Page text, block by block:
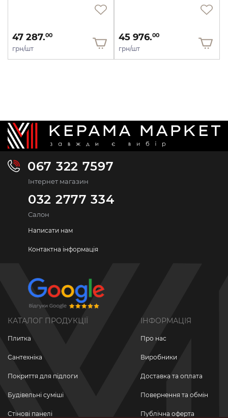
47 287.00
грн/шт
45 976.00
грн/шт
067 322 7597
Інтернет магазин
032 2777 334
Салон
Написати нам
Контактна інформація
КАТАЛОГ ПРОДУКЦІЇ
Плитка
Сантехніка
Покриття для підлоги
Будівельні суміші
Стінові панелі
ІНФОРМАЦІЯ
Про нас
Виробники
Доставка та оплата
Повернення та обмін
Публічна оферта